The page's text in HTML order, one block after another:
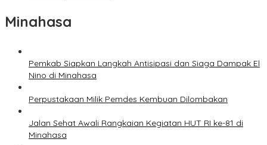
Minahasa
Pemkab Siapkan Langkah Antisipasi dan Siaga Dampak El
Nino di Minahasa
Perpustakaan Milik Pemdes Kembuan Dilombakan
Jalan Sehat Awali Rangkaian Kegiatan HUT RI ke-81 di
Minahasa